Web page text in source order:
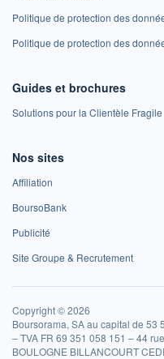
Politique de protection des
Politique de protection des
Guides et brochures
Solutions pour la Clientèle Fragile
Nos sites
Affiliation
BoursoBank
Publicité
Site Groupe & Recrutement
Copyright © 2026
Boursorama, SA au capital de 53
– TVA FR 69 351 058 151 – 44
BOULOGNE BILLANCOURT